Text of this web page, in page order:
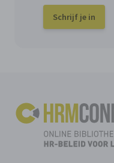
Schrijf je in